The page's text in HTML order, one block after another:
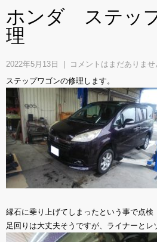
ホンダ ステッ
理
2022年5月13日
コメントはまだありませ
ステップワゴンの修理します。
縁石に乗り上げてしまったという事で点検
足回りは大丈夫そうですが、ライナーとレ